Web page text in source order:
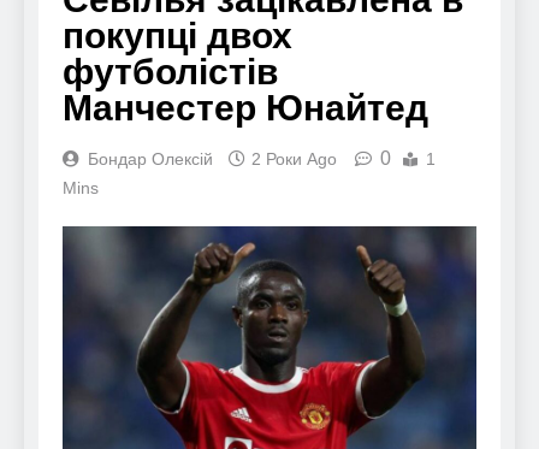
покупці двох
футболістів
Манчестер Юнайтед
Бондар Олексій 2 Роки Ago 0
1
Mins